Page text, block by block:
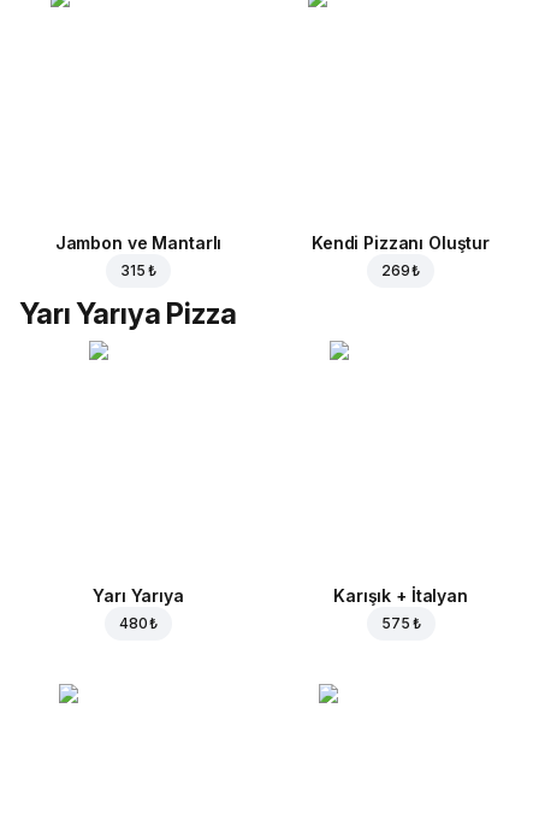
Jambon ve Mantarlı
315 ₺
Kendi Pizzanı Oluştur
269 ₺
Yarı Yarıya Pizza
Yarı Yarıya
480 ₺
Karışık + İtalyan
575 ₺